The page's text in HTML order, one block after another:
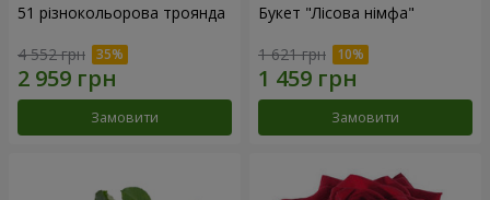
51 різнокольорова троянда
4 552 грн
Замовити
Букет "Лісова німфа"
1 621 грн
Замовити